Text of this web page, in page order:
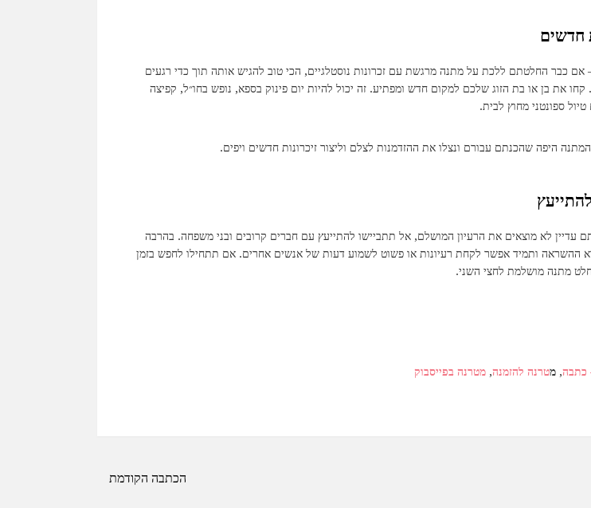
חדשים
אם כבר החלטתם ללכת על מתנה מרגשת עם זכרונות נוסטלגיים, הכי טוב להגיש אותה תוך כדי רגעים
את בן או בת הזוג שלכם למקום חדש ומפתיע. זה יכול להיות יום פינוק בספא, נופש בחו״ל, קפיצה
ספונטני מחוץ לבית.
היפה שהכנתם עבורם ונצלו את ההזדמנות לצלם וליצור זיכרונות חדשים ויפים.
עדיין לא מוצאים את הרעיון המושלם, אל תתביישו להתייעץ עם חברים קרובים ובני משפחה. בהרבה
ההשראה ותמיד אפשר לקחת רעיונות או פשוט לשמוע דעות של אנשים אחרים. אם תתחילו לחפש בזמן
מתנה מושלמת לחצי השני.
כתבה,מטרנה להזמנה,מטרנה בפייסבוק
הכתבה הקודמת